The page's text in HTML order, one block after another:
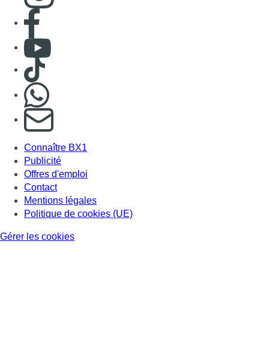
Consulter page Facebook
Consulter Youtube
Consulter TikTok
S'abonner à notre newsletter
Connaître BX1
Publicité
Offres d'emploi
Contact
Mentions légales
Politique de cookies (UE)
Gérer les cookies